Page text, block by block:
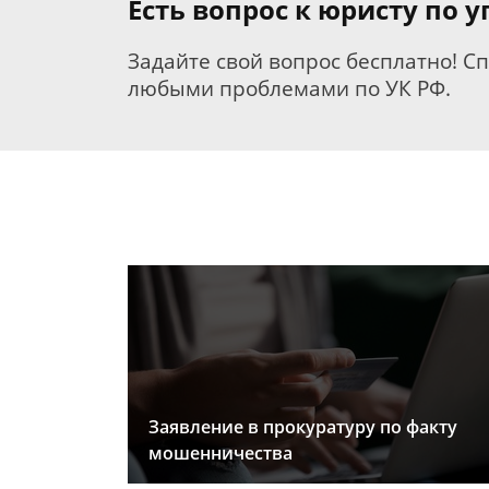
Есть вопрос к юристу по
Задайте свой вопрос бесплатно!
любыми проблемами по УК РФ.
Заявление в прокуратуру по факту
мошенничества